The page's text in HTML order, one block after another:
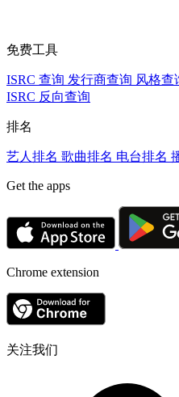
免费工具
ISRC 查询 发行商查询 风格查
ISRC 反向查询
排名
艺人排名 歌曲排名 电台排名
Get the apps
Chrome extension
关注我们